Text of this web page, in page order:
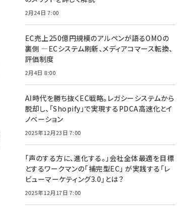
2月24日 7:00
EC売上250億円規模のアルペンが語るOMOの
裏側 ―ECシステム刷新、メディアコマース転換、
評価制度
2月4日 8:00
AI時代を勝ち抜くEC戦略。レガシーシステムから
脱却し、「Shopify」で実現するPDCA高速化とイ
ノベーション
2025年12月23日 7:00
「声のする方に、進化する。」会社全体最適を目標
とするワークマンの「補完型EC」 が実践する「レ
ビューマーケティング3.0」とは？
2025年12月17日 7:00